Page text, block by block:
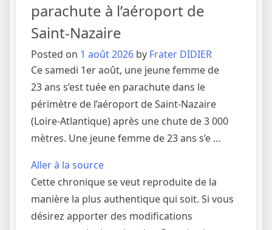
parachute à l’aéroport de
Saint-Nazaire
Posted on 1 août 2026 by Frater DIDIER
Ce samedi 1er août, une jeune femme de
23 ans s’est tuée en parachute dans le
périmètre de l’aéroport de Saint-Nazaire
(Loire-Atlantique) après une chute de 3 000
mètres. Une jeune femme de 23 ans s’e …
Aller à la source
Cette chronique se veut reproduite de la
manière la plus authentique qui soit. Si vous
désirez apporter des modifications